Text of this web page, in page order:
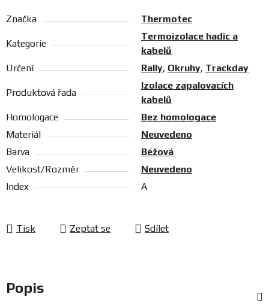
Značka Thermotec
Kategorie
Termoizolace hadic a
kabelů
Určení
Rally, Okruhy, Trackday
Produktová řada
Izolace zapalovacích
kabelů
Homologace
Bez homologace
Materiál
Neuvedeno
Barva
Béžová
Velikost/Rozměr
Neuvedeno
Index
A
Tisk Zeptat se Sdílet
Popis